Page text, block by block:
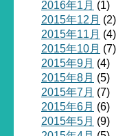
2016年1月 (1)
2015年12月 (2)
2015年11月 (4)
2015年10月 (7)
2015年9月 (4)
2015年8月 (5)
2015年7月 (7)
2015年6月 (6)
2015年5月 (9)